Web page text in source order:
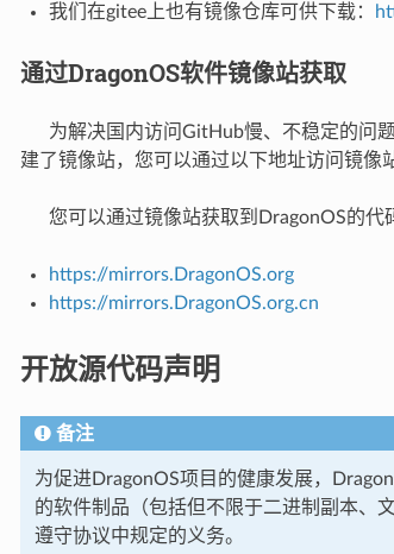
我们在gitee上也有镜像仓库可供下载：
通过DragonOS软件镜像站获取
为解决国内访问GitHub慢、不稳定的问题
建了镜像站，您可以通过以下地址访问镜像
您可以通过镜像站获取到DragonOS的代
https://mirrors.DragonOS.org
https://mirrors.DragonOS.org.cn
开放源代码声明
备注
为促进DragonOS项目的健康发展，
的软件制品（包括但不限于二进制副本、
遵守协议中规定的义务。